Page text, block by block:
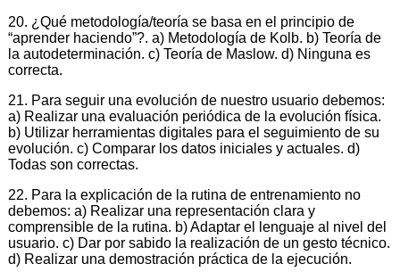
20. ¿Qué metodología/teoría se basa en el principio de
“aprender haciendo”?. a) Metodología de Kolb. b) Teoría de
la autodeterminación. c) Teoría de Maslow. d) Ninguna es
correcta.
21. Para seguir una evolución de nuestro usuario debemos:
a) Realizar una evaluación periódica de la evolución física.
b) Utilizar herramientas digitales para el seguimiento de su
evolución. c) Comparar los datos iniciales y actuales. d)
Todas son correctas.
22. Para la explicación de la rutina de entrenamiento no
debemos: a) Realizar una representación clara y
comprensible de la rutina. b) Adaptar el lenguaje al nivel del
usuario. c) Dar por sabido la realización de un gesto técnico.
d) Realizar una demostración práctica de la ejecución.